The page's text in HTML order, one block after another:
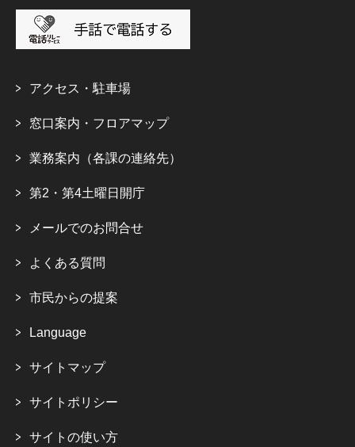
アクセス・駐車場
窓口案内・フロアマップ
業務案内（各課の連絡先）
第2・第4土曜日開庁
メールでのお問合せ
よくある質問
市民からの提案
Language
サイトマップ
サイトポリシー
サイトの使い方